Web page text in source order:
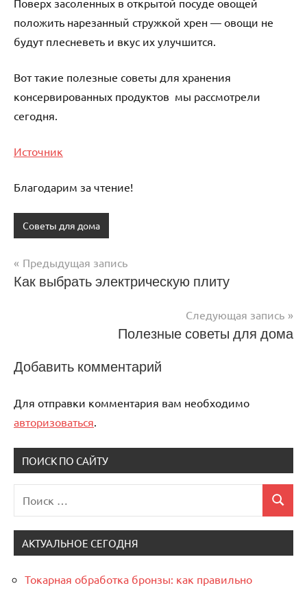
положить нарезанный стружкой хрен — овощи не
будут плесневеть и вкус их улучшится.
Вот такие полезные советы для хранения
консервированных продуктов мы рассмотрели
сегодня.
Источник
Благодарим за чтение!
Советы для дома
Навигация
Предыдущая запись
Как выбрать электрическую плиту
Следующая запись
Полезные советы для дома
Добавить комментарий
Для отправки комментария вам необходимо
авторизоваться
ПОИСК ПО САЙТУ
для:
Поиск
АКТУАЛЬНОЕ СЕГОДНЯ
Токарная обработка бронзы: как правильно